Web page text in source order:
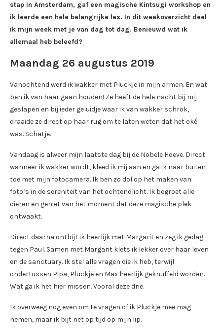
stap in Amsterdam, gaf een magische Kintsugi workshop en
ik leerde een hele belangrijke les. In dit weekoverzicht deel
ik mijn week met je van dag tot dag. Benieuwd wat ik
allemaal heb beleefd?
Maandag 26 augustus 2019
Vanochtend werd ik wakker met Pluckje in mijn armen. En wat
ben ik van haar gaan houden! Ze heeft de hele nacht bij mij
geslapen en bij ieder geluidje waar ik van wakker schrok,
draaide ze direct op haar rug om te laten weten dat het oké
was. Schatje.
Vandaag is alweer mijn laatste dag bij de Nobele Hoeve. Direct
wanneer ik wakker wordt, kleed ik mij aan en ga ik naar buiten
toe met mijn fotocamera. Ik ben zo dol op het maken van
foto’s in de sereniteit van het ochtendlicht. Ik begroet alle
dieren en geniet van het moment dat deze magische plek
ontwaakt.
Direct daarna ontbijt ik heerlijk met Margarit en zeg ik gedag
tegen Paul. Samen met Margarit klets ik lekker over haar leven
en de sanctuary. Ik stel alle vragen die ik heb, terwijl
ondertussen Pipa, Pluckje en Max heerlijk geknuffeld worden.
Wat ga ik het hier missen. Vooral deze drie.
Ik overweeg nog even om te vragen of ik Pluckje mee mag
nemen, maar ik bijt net op tijd op mijn lip.